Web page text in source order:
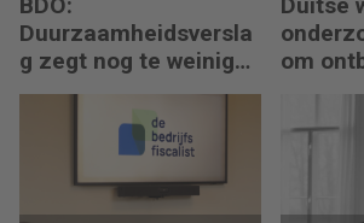
Duurzaamheidsversla
g zegt nog te weinig
over waarde en risico’s
om